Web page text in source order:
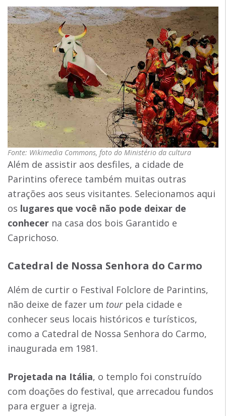
Fonte: Wikimedia Commons, foto do Ministério da cultura
Além de assistir aos desfiles, a cidade de
Parintins oferece também muitas outras
atrações aos seus visitantes. Selecionamos aqui
os lugares que você não pode deixar de
conhecer na casa dos bois Garantido e
Caprichoso.
Catedral de Nossa Senhora do Carmo
Além de curtir o Festival Folclore de Parintins,
não deixe de fazer um tourpela cidade e
conhecer seus locais históricos e turísticos,
como a Catedral de Nossa Senhora do Carmo,
inaugurada em 1981.
Projetada na Itália, o templo foi construído
com doações do festival, que arrecadou fundos
para erguer a igreja.